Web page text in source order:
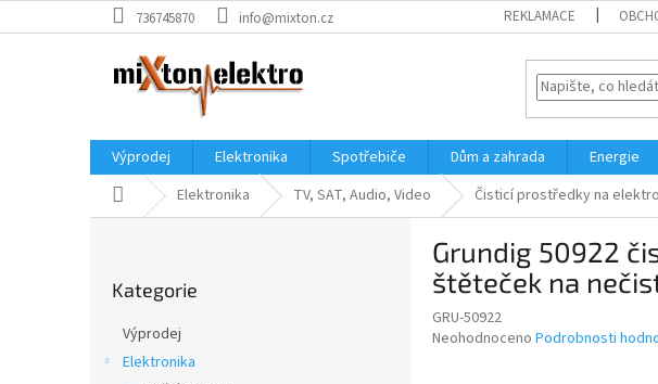
na
736745870 info@mixton.cz REKLAMACE
Výprodej Elektronika Spotřebiče Dům a zahrada Energie
Domů Elektronika TV, SAT, Audio, Video Čisticí prostředky na
kategorie
Kategorie
Výprodej
Elektronika
Grundig 50922
štěteček na
GRU-50922
Průměrné
Neohodnoceno Podrobnosti